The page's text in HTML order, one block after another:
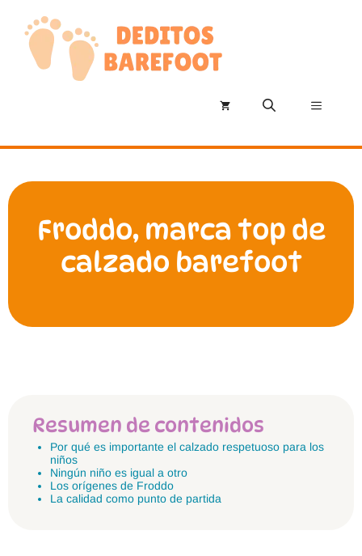
contenido
Menú
Froddo, marca top de
calzado barefoot
Resumen de contenidos
Por qué es importante el calzado respetuoso para los
niños
Ningún niño es igual a otro
Los orígenes de Froddo
La calidad como punto de partida